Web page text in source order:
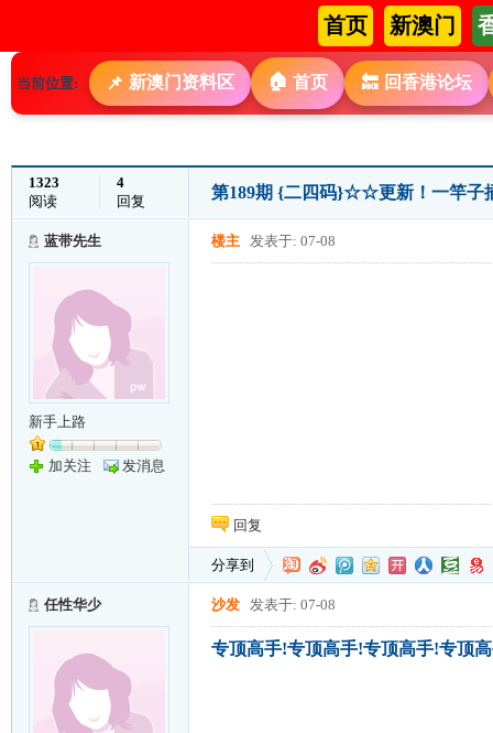
首页 新澳门
当前位置: 📌 新澳门资料区 🏠 首页 🔙 回香港论坛
1323
阅读
4
回复
第189期 {二四码}☆☆更新！一竿子
蓝带先生
新手上路
加关注 发消息
楼主 发表于: 07-08
回复
分享到
任性华少 沙发 发表于: 07-08
专顶高手!专顶高手!专顶高手!专顶